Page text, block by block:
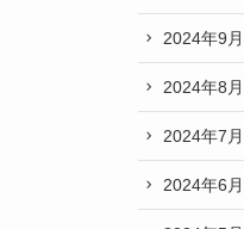
2024年9月
2024年8月
2024年7月
2024年6月